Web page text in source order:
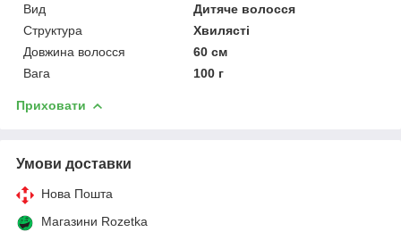
Вид
Дитяче волосся
Структура
Хвилясті
Довжина волосся
60 см
Вага
100 г
Приховати
Умови доставки
Нова Пошта
Магазини Rozetka